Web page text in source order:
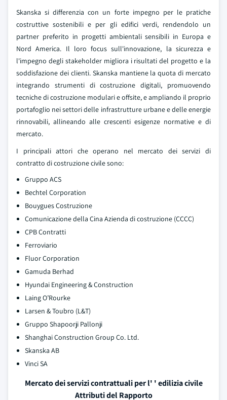
Skanska si differenzia con un forte impegno per le pratiche
costruttive sostenibili e per gli edifici verdi, rendendolo un
partner preferito in progetti ambientali sensibili in Europa e
Nord America. Il loro focus sull'innovazione, la sicurezza e
l'impegno degli stakeholder migliora i risultati del progetto e la
soddisfazione dei clienti. Skanska mantiene la quota di mercato
integrando strumenti di costruzione digitali, promuovendo
tecniche di costruzione modulari e offsite, e ampliando il proprio
portafoglio nei settori delle infrastrutture urbane e delle energie
rinnovabili, allineando alle crescenti esigenze normative e di
mercato.
I principali attori che operano nel mercato dei servizi di
contratto di costruzione civile sono:
Gruppo ACS
Bechtel Corporation
Bouygues Costruzione
Comunicazione della Cina Azienda di costruzione (CCCC)
CPB Contratti
Ferroviario
Fluor Corporation
Gamuda Berhad
Hyundai Engineering & Construction
Laing O’Rourke
Larsen & Toubro (L&T)
Gruppo Shapoorji Pallonji
Shanghai Construction Group Co. Ltd.
Skanska AB
Vinci SA
Mercato dei servizi contrattuali per l' ' edilizia civile
Attributi del Rapporto